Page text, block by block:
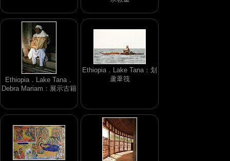
Ethiopia．Lake Tana．
Debra Mariam：展示古籍
Ethiopia．Lake Tana：划
蘆葦筏